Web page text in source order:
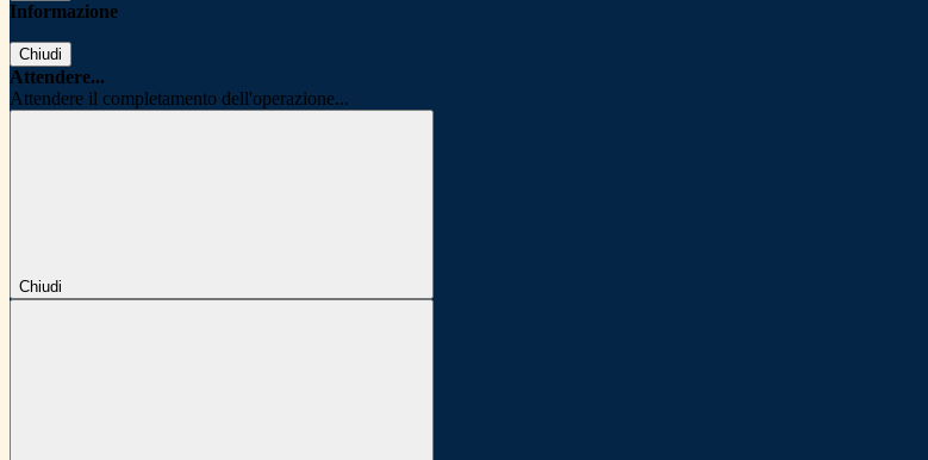
Informazione
Chiudi
Attendere...
Attendere il completamento dell'operazione...
Chiudi